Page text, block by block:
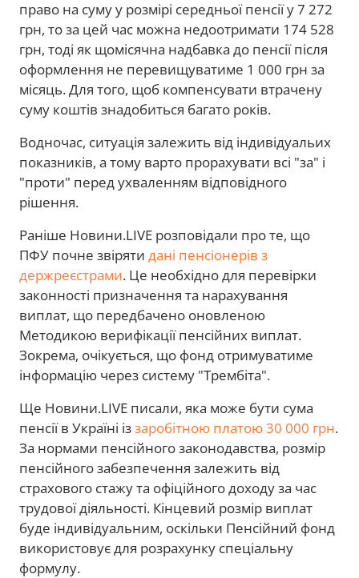
право на суму у розмірі середньої пенсії у 7 272
грн, то за цей час можна недоотримати 174 528
грн, тоді як щомісячна надбавка до пенсії після
оформлення не перевищуватиме 1 000 грн за
місяць. Для того, щоб компенсувати втрачену
суму коштів знадобиться багато років.
Водночас, ситуація залежить від індивідуальих
показників, а тому варто прорахувати всі "за" і
"проти" перед ухваленням відповідного
рішення.
Раніше Новини.LIVE розповідали про те, що
ПФУ почне звіряти дані пенсіонерів з
держреєстрами. Це необхідно для перевірки
законності призначення та нарахування
виплат, що передбачено оновленою
Методикою верифікації пенсійних виплат.
Зокрема, очікується, що фонд отримуватиме
інформацію через систему "Трембіта".
Ще Новини.LIVE писали, яка може бути сума
пенсії в Україні іззаробітною платою 30 000 грн.
За нормами пенсійного законодавства, розмір
пенсійного забезпечення залежить від
страхового стажу та офіційного доходу за час
трудової діяльності. Кінцевий розмір виплат
буде індивідуальним, оскільки Пенсійний фонд
використовує для розрахунку спеціальну
формулу.